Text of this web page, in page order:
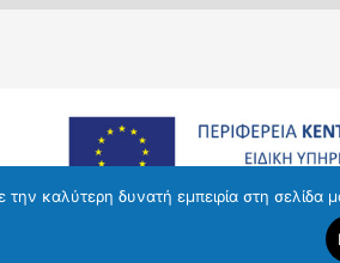
καλύτερη δυνατή εμπειρία στη σελίδα